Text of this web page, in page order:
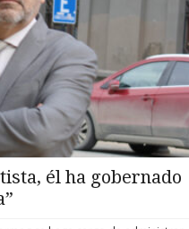
él ha gobernado